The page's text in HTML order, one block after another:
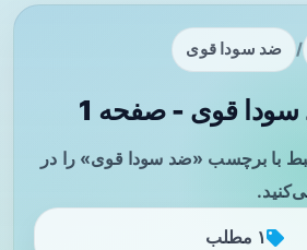
/ ضد سودا قوی
قوی - صفحه 1
با برچسب «ضد سودا قوی» را در
۱ مطلب